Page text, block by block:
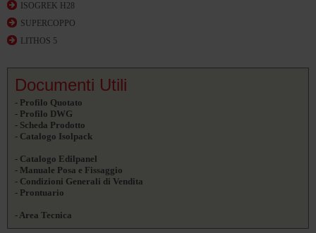
ISOGREK H28
SUPERCOPPO
LITHOS 5
Documenti Utili
- Profilo Quotato
- Profilo DWG
- Scheda Prodotto
- Catalogo Isolpack
- Catalogo Edilpanel
- Manuale Posa e Fissaggio
- Condizioni Generali di Vendita
- Prontuario
- Area Tecnica